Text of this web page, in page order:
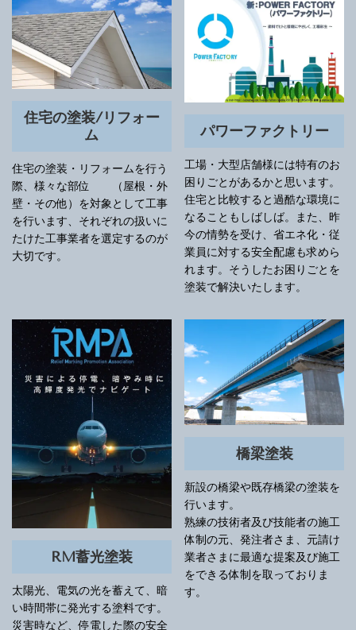
住宅の塗装/リフォー
ム
住宅の塗装・リフォームを行う
際、様々な部位 （屋根・外
壁・その他）を対象として工事
を行います、それぞれの扱いに
たけた工事業者を選定するのが
大切です。
パワーファクトリー
工場・大型店舗様には特有のお
困りごとがあるかと思います。
住宅と比較すると過酷な環境に
なることもしばしば。また、昨
今の情勢を受け、省エネ化・従
業員に対する安全配慮も求めら
れます。そうしたお困りごとを
塗装で解決いたします。
RM蓄光塗装
太陽光、電気の光を蓄えて、暗
い時間帯に発光する塗料です。
災害時など、停電した際の安全
橋梁塗装
新設の橋梁や既存橋梁の塗装を
行います。
熟練の技術者及び技能者の施工
体制の元、発注者さま、元請け
業者さまに最適な提案及び施工
をできる体制を取っておりま
す。